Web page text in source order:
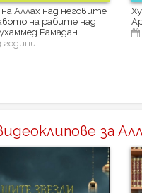
Аллах над неговите
на рабите над
Рамадан
години
за